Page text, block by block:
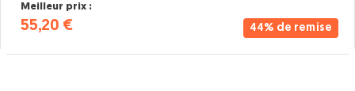
44% de remise
Meilleur prix :
55,20 €